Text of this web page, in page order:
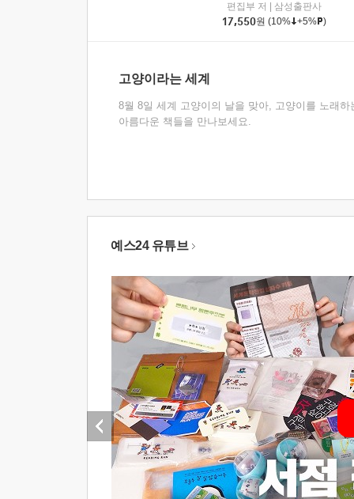
편집부 저
삼성출판사
17,550원 (10% +5% )
고양이라는 세계
8월 8일 세계 고양이의 날을 맞아, 고양이를 노래하
아름다운 책들을 만나보세요.
예스24 유튜브